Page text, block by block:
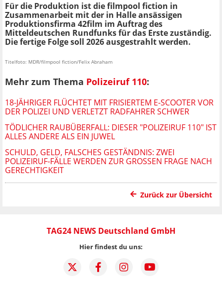
Für die Produktion ist die filmpool fiction in
Zusammenarbeit mit der in Halle ansässigen
Produktionsfirma 42film im Auftrag des
Mitteldeutschen Rundfunks für das Erste zuständig.
Die fertige Folge soll 2026 ausgestrahlt werden.
Titelfoto: MDR/filmpool fiction/Felix Abraham
Mehr zum Thema Polizeiruf 110:
18-JÄHRIGER FLÜCHTET MIT FRISIERTEM E-SCOOTER VOR
DER POLIZEI UND VERLETZT RADFAHRER SCHWER
TÖDLICHER RAUBÜBERFALL: DIESER "POLIZEIRUF 110" IST
ALLES ANDERE ALS EIN JUWEL
SCHULD, GELD, FALSCHES GESTÄNDNIS: ZWEI
POLIZEIRUF-FÄLLE WERDEN ZUR GROSSEN FRAGE NACH G
ERECHTIGKEIT
Zurück zur Übersicht
TAG24 NEWS Deutschland GmbH
Hier findest du uns: